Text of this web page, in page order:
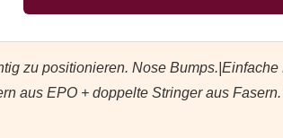
zu positionieren. Nose
aus EPO + doppelte Stringer aus